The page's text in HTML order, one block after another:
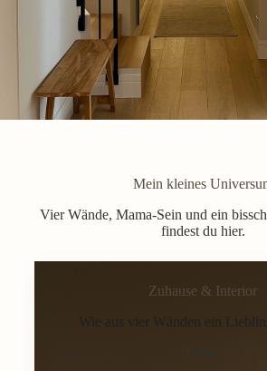
Mein kleines
Vier Wände, Mama-Sein und ein
findest du hier.
Zuhause & Interior
Wie aus vier Wänden ein